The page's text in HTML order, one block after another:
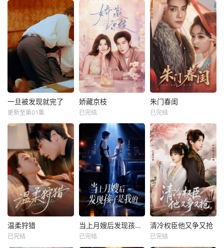
一旦被发现就完了
更新至第01集
娇藏京枝
已完结
朱门春闺
已完结
温柔狩猎
已完结
当上月嫂后发现孩子是我的
已完结
清冷权臣他又争又抢
已完结